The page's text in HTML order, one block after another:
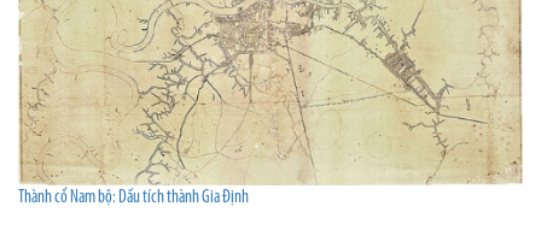
Thành cổ Nam bộ: Dấu tích thành Gia Định